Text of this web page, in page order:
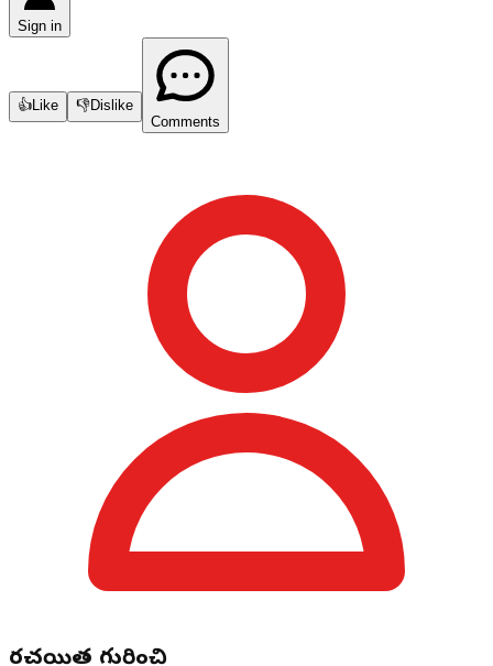
Sign in
👍Like 👎Dislike
Comments
రచయిత గురించి